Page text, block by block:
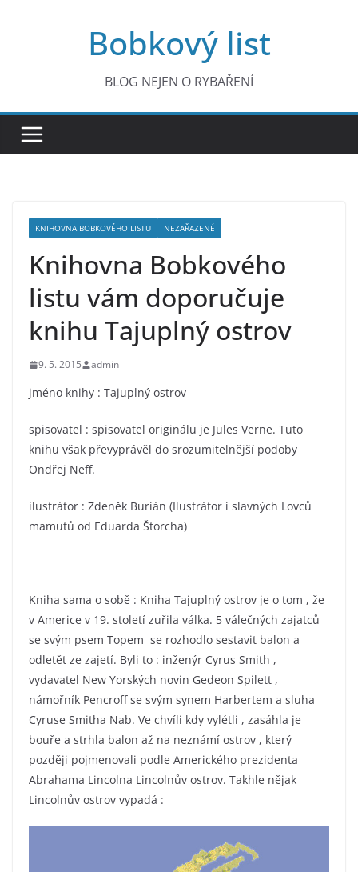
Bobkový list
BLOG NEJEN O RYBAŘENÍ
KNIHOVNA BOBKOVÉHO LISTU NEZAŘAZENÉ
Knihovna Bobkového
listu vám doporučuje
knihu Tajuplný ostrov
9. 5. 2015 admin
jméno knihy : Tajuplný ostrov
spisovatel : spisovatel originálu je Jules Verne. Tuto
knihu však převyprávěl do srozumitelnější podoby
Ondřej Neff.
ilustrátor : Zdeněk Burián (Ilustrátor i slavných Lovců
mamutů od Eduarda Štorcha)
Kniha sama o sobě : Kniha Tajuplný ostrov je o tom , že
v Americe v 19. století zuřila válka. 5 válečných zajatců
se svým psem Topem se rozhodlo sestavit balon a
odletět ze zajetí. Byli to : inženýr Cyrus Smith ,
vydavatel New Yorských novin Gedeon Spilett ,
námořník Pencroff se svým synem Harbertem a sluha
Cyruse Smitha Nab. Ve chvíli kdy vylétli , zasáhla je
bouře a strhla balon až na neznámí ostrov , který
později pojmenovali podle Amerického prezidenta
Abrahama Lincolna Lincolnův ostrov. Takhle nějak
Lincolnův ostrov vypadá :